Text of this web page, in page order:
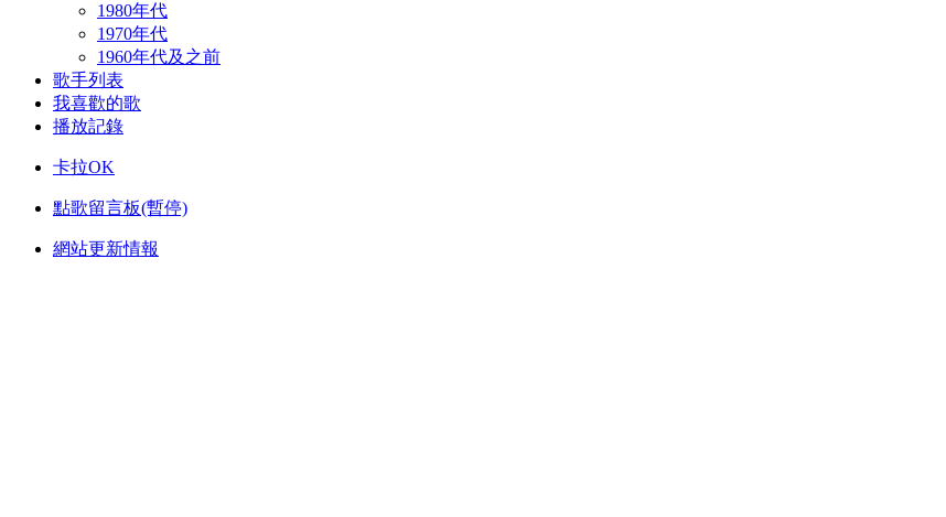
1980年代
1970年代
1960年代及之前
歌手列表
我喜歡的歌
播放記錄
卡拉OK
點歌留言板(暫停)
網站更新情報